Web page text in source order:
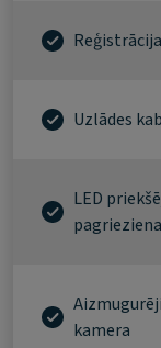
Reģistrācija
Uzlādes
LED
kamera